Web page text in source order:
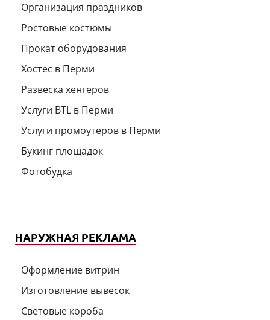
Организация праздников
Ростовые костюмы
Прокат оборудования
Хостес в Перми
Развеска хенгеров
Услуги BTL в Перми
Услуги промоутеров в Перми
Букинг площадок
Фотобудка
НАРУЖНАЯ РЕКЛАМА
Оформление витрин
Изготовление вывесок
Световые короба